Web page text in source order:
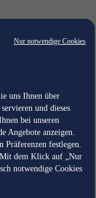
Nur notwendige Cookies
uns Ihnen über
und dieses
bei unseren
Angebote anzeigen.
Präferenzen festlegen.
dem Klick auf „Nur
notwendige Cookies